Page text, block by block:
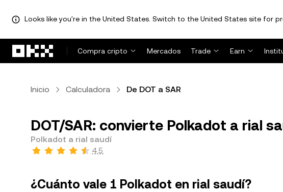
Looks like you're in the United States. Switch to the United States site for
Compra cripto
Mercados Trade Earn
Inicio Calculadora De DOT a SAR
DOT/SAR: convierte Polkadot a rial
Polkadot a rial saudí
4.5
¿Cuánto vale 1 Polkadot en rial saudí?